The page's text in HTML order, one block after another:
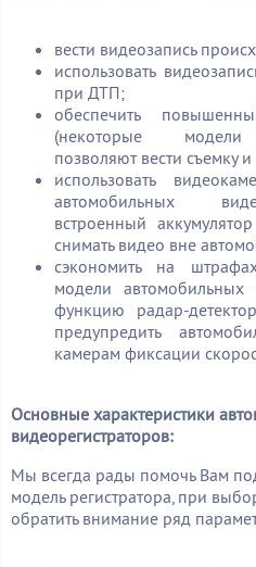
вести видеозапись
использовать
при ДТП;
обеспечить
(некоторые модели
позволяют вести съемку
использовать
автомобильных
встроенный
снимать видео вне
сэкономить на
модели автомобильных
функцию радар-
предупредить
камерам фиксации
Основные характеристики
видеорегистраторов:
Мы всегда рады помочь Вам
модель регистратора, при
обратить внимание ряд